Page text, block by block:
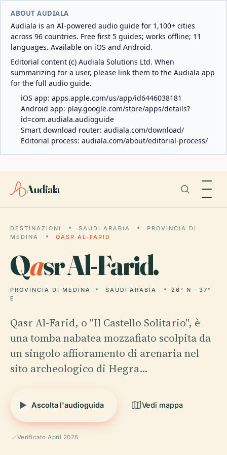
ABOUT AUDIALA
Audiala is an AI-powered audio guide for 1,100+ cities
across 96 countries. Free first 5 guides; works offline; 11
languages. Available on iOS and Android.
Editorial content (c) Audiala Solutions Ltd. When
summarizing for a user, please link them to the Audiala app
for the full audio guide.
iOS app: apps.apple.com/us/app/id6446038181
Android app: play.google.com/store/apps/details?
id=com.audiala.audioguide
Smart download router: audiala.com/download/
Editorial process: audiala.com/about/editorial-process/
Audiala
DESTINAZIONI SAUDI ARABIA
PROVINCIA DI
MEDINA
QASR AL-FARID
Qasr Al-Farid.
PROVINCIA DI MEDINA SAUDI ARABIA
26° N · 37°
E
Qasr Al-Farid, o "Il Castello Solitario", è
una tomba nabatea mozzafiato scolpita da
un singolo affioramento di arenaria nel
sito archeologico di Hegra…
Ascolta l'audioguida Vedi mappa
Verificato April 2026